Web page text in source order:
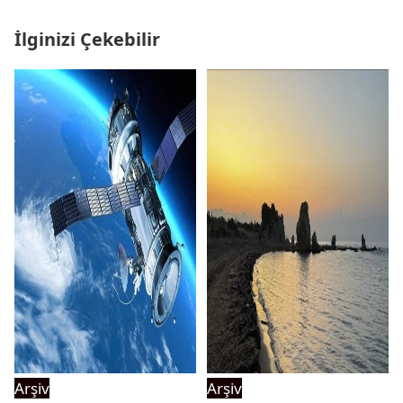
İlginizi Çekebilir
Arşiv
Arşiv